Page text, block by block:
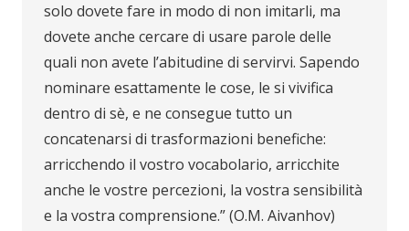
solo dovete fare in modo di non imitarli, ma
dovete anche cercare di usare parole delle
quali non avete l’abitudine di servirvi. Sapendo
nominare esattamente le cose, le si vivifica
dentro di sè, e ne consegue tutto un
concatenarsi di trasformazioni benefiche:
arricchendo il vostro vocabolario, arricchite
anche le vostre percezioni, la vostra sensibilità
e la vostra comprensione.” (O.M. Aivanhov)